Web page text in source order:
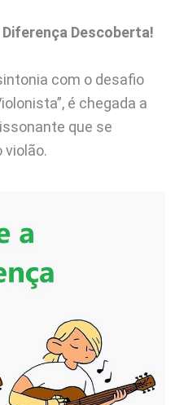
Descoberta!
com o desafio
é chegada a
que se
violão.